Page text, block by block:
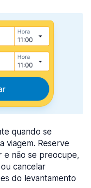
quando se
viagem. Reserve
e não se preocupe,
cancelar
do levantamento